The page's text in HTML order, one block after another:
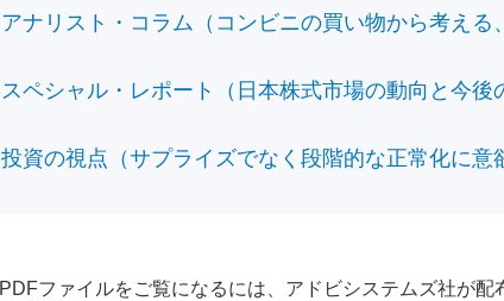
アナリスト・コラム（コンビニの買い物から考える
スペシャル・レポート（日本株式市場の動向と今後
投資の視点（サプライズでなく段階的な正常化に意
PDFファイルをご覧になるには、アドビシステムズ社が